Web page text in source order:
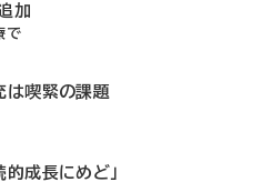
加
で
は喫緊の課題
的成長にめど」